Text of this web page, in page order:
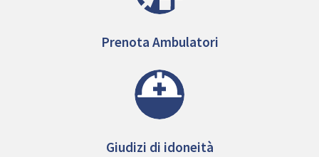
Prenota Ambulatori
Giudizi di idoneità